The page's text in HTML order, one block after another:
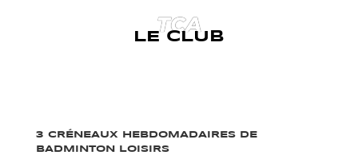
TCA
LE CLUB
3 CRÉNEAUX HEBDOMADAIRES DE
BADMINTON LOISIRS